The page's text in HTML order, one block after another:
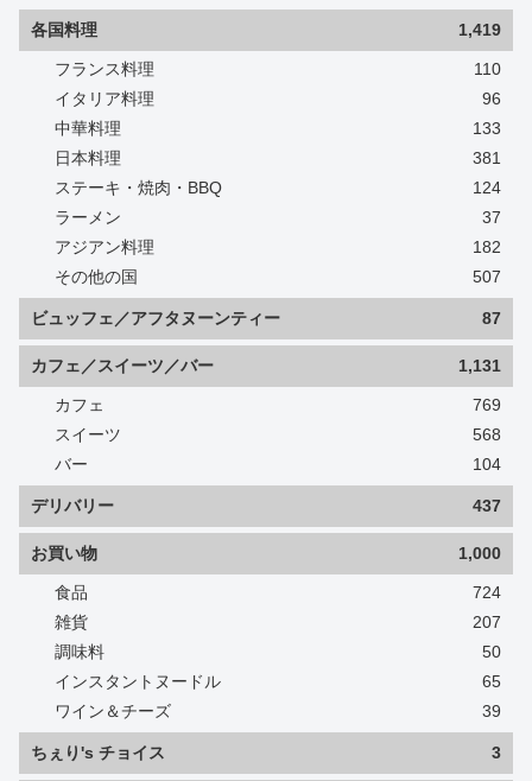
各国料理 1,419
フランス料理
110
イタリア料理
96
中華料理
133
日本料理
381
ステーキ・焼肉・BBQ
124
ラーメン
37
アジアン料理
182
その他の国
507
ビュッフェ／アフタヌーンティー 87
カフェ／スイーツ／バー 1,131
カフェ
769
スイーツ
568
バー
104
デリバリー 437
お買い物 1,000
食品
724
雑貨
207
調味料
50
インスタントヌードル
65
ワイン＆チーズ
39
ちぇり's チョイス 3